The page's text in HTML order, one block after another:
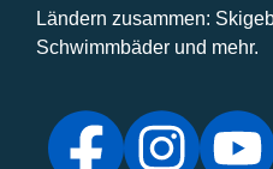
Ländern zusammen:
Schwimmbäder und mehr.